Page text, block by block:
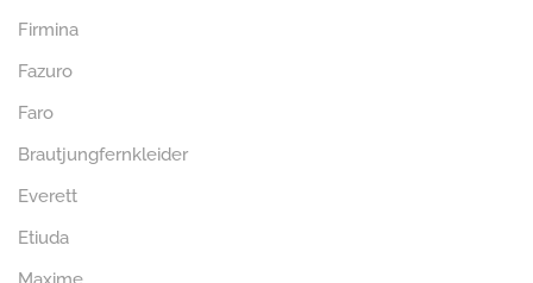
Firmina
Fazuro
Faro
Brautjungfernkleider
Everett
Etiuda